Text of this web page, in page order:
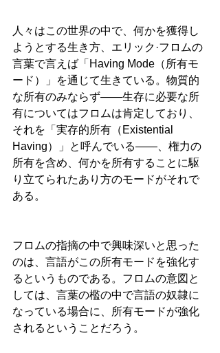
人々はこの世界の中で、何かを獲得し
ようとする生き方、エリック·フロムの
言葉で言えば「Having Mode（所有モ
ード）」を通じて生きている。物質的
な所有のみならず——生存に必要な所
有についてはフロムは肯定しており、
それを「実存的所有（Existential
Having）」と呼んでいる——、権力の
所有を含め、何かを所有することに駆
り立てられたあり方のモードがそれで
ある。
フロムの指摘の中で興味深いと思った
のは、言語がこの所有モードを強化す
るというものである。フロムの意図と
しては、言葉の檻の中で言語の奴隷に
なっている場合に、所有モードが強化
されるということだろう。